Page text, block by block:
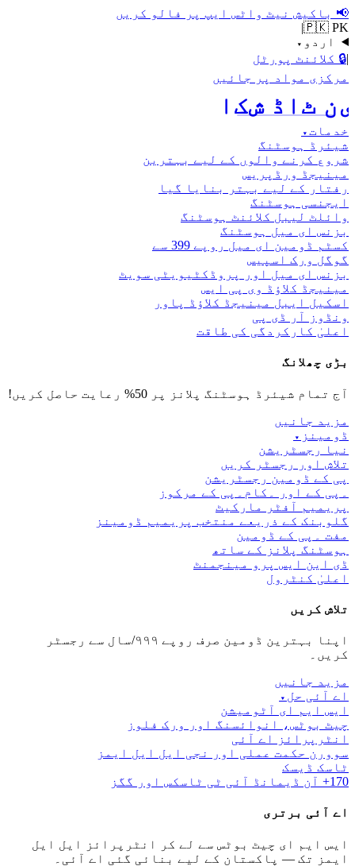
📢 باکیش نیٹ واٹس ایپ پر فالو کریں
🇵🇰 PK
|
اردو ▾
|
🔒 کلائنٹ پورٹل
مرکزی مواد پر جائیں
ڈاٹ نیٹ
خدمات▾
شیئرڈ ہوسٹنگ
شروع کرنے والوں کے لیے بہترین
مینیجڈ ورڈپریس
رفتار کے لیے بہتر بنایا گیا
ایجنسی ہوسٹنگ
وائلٹ لیبل کلائنٹ ہوسٹنگ
بزنس ای میل ہوسٹنگ
کسٹم ڈومین ای میل روپے 399 سے
گوگل ورک اسپیس
بزنس ای میل اور پروڈکٹیویٹی سویٹ
مینیجڈ کلاؤڈ وی پی ایس
اسکیل ایبل مینیجڈ کلاؤڈ پاور
ونڈوز آر ڈی پی
اعلیٰ کارکردگی کی طاقت
بڑی چھلانگ
آج تمام شیئرڈ ہوسٹنگ پلانز پر 50% رعایت حاصل کریں!
مزید جانیں
ڈومینز ▾
نیا رجسٹریشن
تلاش اور رجسٹر کریں
پی کے ڈومین رجسٹریشن
۔پی کے اور ۔کام۔پی کے مرکوز
پریمیم آفٹر مارکیٹ
گلوبنک کے ذریعے منتخب پریمیم ڈومینز
مفت ۔پی کے ڈومین
ہوسٹنگ پلانز کے ساتھ
ڈی این ایس پرو مینجمنٹ
اعلیٰ کنٹرول
تلاش کریں
اپنا بہترین ڈومین صرف روپے ۹۹۹/سال سے رجسٹر
کریں۔
مزید جانیں
اے آئی حل ▾
ایس ایم ای آٹومیشن
چیٹ بوٹس، انوائسنگ اور ورک فلوز
انٹرپرائز اے آئی
سوورن حکمت عملی اور نجی ایل ایل ایمز
ٹاسک ڈیسک
170+ آن ڈیمانڈ آئی ٹی ٹاسکس اور گگز
اے آئی برتری
ایس ایم ای چیٹ بوٹس سے لے کر انٹرپرائز ایل ایل
ایمز تک — پاکستان کے لیے بنائی گئی اے آئی۔